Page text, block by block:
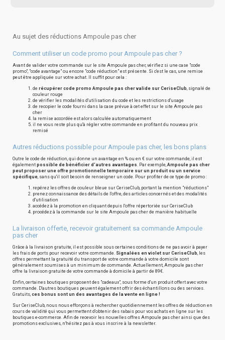
Au sujet des réductions Ampoule pas cher
Comment utiliser un code promo pour Ampoule pas cher ?
Avant de valider votre commande sur le site Ampoule pas cher, vérifiez si une case "code
promo", "code avantage" ou encore "code réduction" est présente. Si c'est le cas, une remise
peut être appliquée sur votre achat. Il suffit pour cela :
de récupérer code promo Ampoule pas cher valide sur CeriseClub, signalé de
couleur rouge
de vérifier les modalités d'utilisation du code et les restrictions d'usage
de recopier le code fourni dans la case prévue à cet effet sur le site Ampoule pas
cher
la remise accordée est alors calculée automatiquement
il ne vous reste plus qu'à régler votre commande en profitant du nouveau prix
remisé
Autres réductions possible pour Ampoule pas cher, les bons plans
Outre le code de réduction, qui donne un avantage en % ou en € sur votre commande, il est
également possible de bénéficier d'autres avantages. Par exemple, Ampoule pas cher
peut proposer une offre promotionnelle temporaire sur un produit ou un service
spécifique, sans qu'il soit besoin de renseigner un code. Pour profiter de ce type de promo :
repérez les offres de couleur bleue sur CeriseClub, portant la mention "réductions"
prenez connaissance des détails de l'offre, des articles concernés et des modalités
d'utilisation
accédez à la promotion en cliquant depuis l'offre répertoriée sur CeriseClub
procédez à la commande sur le site Ampoule pas cher de manière habituelle
La livraison offerte, recevoir gratuitement sa commande Ampoule
pas cher
Grâce à la livraison gratuite, il est possible sous certaines conditions de ne pas avoir à payer
les frais de ports pour recevoir votre commande. Signalées en violet sur CeriseClub, les
offres permettant la gratuité du transport de votre commande à votre domicile sont
généralement soumises à un minimum de commande. Actuellement, Ampoule pas cher
offre la livraison gratuite de votre commande à domicile à partir de 89€.
Enfin, certaines boutiques proposent des "cadeaux", sous forme d'un produit offert avec votre
commande. D'autres boutiques peuvent également offrir des échantillons ou des services.
Gratuits, ces bonus sont un des avantages de la vente en ligne !
Sur CeriseClub, nous nous efforçons à rechercher quotidiennement les offres de réduction en
cours de validité qui vous permettent d'obtenir des rabais pour vos achats en ligne sur les
boutiques e-commerce. Afin de recevoir les nouvelles offres Ampoule pas cher ainsi que des
promotions exclusives, n'hésitez pas à vous inscrire à la newsletter.